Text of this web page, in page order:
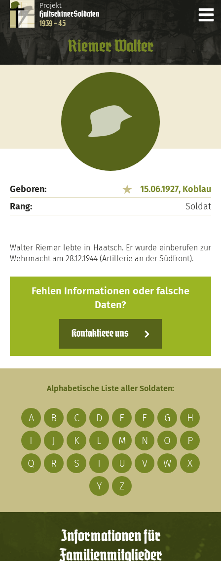
Projekt
HultschinerSoldaten
1939 - 45
Riemer Walter
Geboren:
15.06.1927, Koblau
Rang:
Soldat
Walter Riemer lebte in Haatsch. Er wurde einberufen zur
Wehrmacht am 28.12.1944 (Artillerie an der Südfront).
Fehlen Informationen oder falsche
Daten?
Kontaktiere uns
Alphabetische Liste aller Soldaten:
A B C D E F G
H
I
J K L M N O
P
Q
R S T U V W
X
Y
Z
Informationen für
Familienmitglieder